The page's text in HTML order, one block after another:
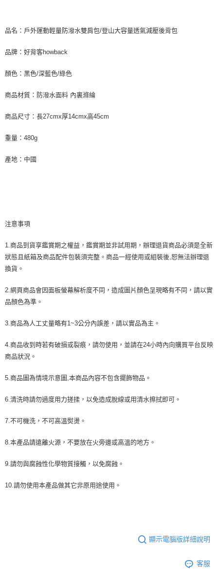
品名：戶外運動輕量防潑水雙肩包/登山大容量透氣減壓後背包
品牌：好背客howback
顏色：黑色/深藍色/綠色
商品材質：防潑水面料 內裏滌綸
商品尺寸：長27cmx厚14cmx高45cm
重量：480g
產地：中國
注意事項
1.商品到貨享鑑賞期之權益，鑑賞期並非試用期，辦理退貨商品必須是全新
狀態且紙箱及商品配件包裝須完整。商品一經使用或組裝後,恕無法辦理退
換貨。
2.網頁商品會因面板螢幕解析度不同，造成圖片顏色呈現略有不同，請以實
品顏色為準。
3.商品為人工丈量略有1~3公分內誤差，請以實品為主。
4.商品收到時若有破損或裂痕，請勿使用，並請在24小時內向購買平台反映
商品狀況。
5.商品圖為情境示意圖,本商品內容不包含擺飾物品。
6.清洗時請勿過度用力搓揉，以免造成脫線或用清水擦拭即可。
7.不可機洗，不可高溫熨燙。
8.本產品請遠離火源，不要放在火旁邊或高溫的地方。
9.請勿與腐蝕性化學物質接觸，以免腐蝕。
10.請勿使用本產品做其它非原用途使用。
顯示電腦版詳細說明
客服